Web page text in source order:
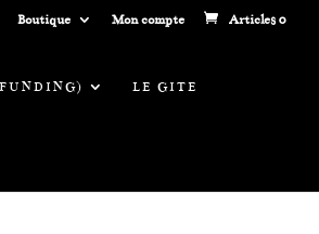
Boutique Mon compte Articles 0
LE GITE